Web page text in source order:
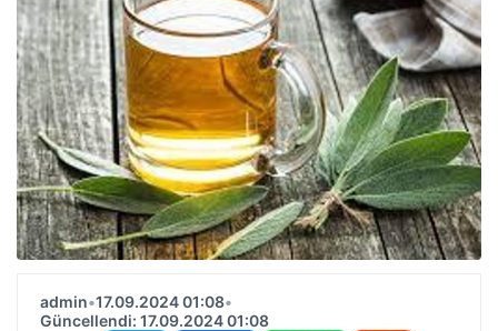
admin•17.09.2024 01:08•
Güncellendi: 17.09.2024 01:08